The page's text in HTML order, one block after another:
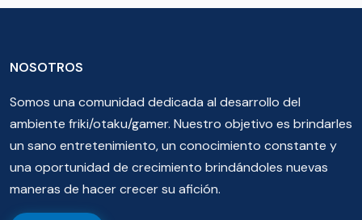
NOSOTROS
Somos una comunidad dedicada al desarrollo del
ambiente friki/otaku/gamer. Nuestro objetivo es brindarles
un sano entretenimiento, un conocimiento constante y
una oportunidad de crecimiento brindándoles nuevas
maneras de hacer crecer su afición.